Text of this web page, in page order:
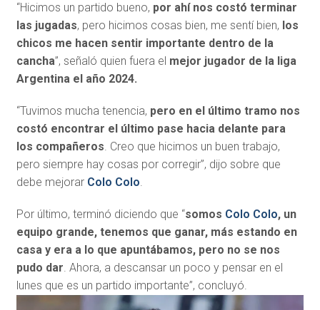
“Hicimos un partido bueno, por ahí nos costó terminar
las jugadas, pero hicimos cosas bien, me sentí bien, los
chicos me hacen sentir importante dentro de la
cancha”, señaló quien fuera el mejor jugador de la liga
Argentina el año 2024.
“Tuvimos mucha tenencia, pero en el último tramo nos
costó encontrar el último pase hacia delante para
los compañeros. Creo que hicimos un buen trabajo,
pero siempre hay cosas por corregir”, dijo sobre que
debe mejorar Colo Colo.
Por último, terminó diciendo que “somos Colo Colo, un
equipo grande, tenemos que ganar, más estando en
casa y era a lo que apuntábamos, pero no se nos
pudo dar. Ahora, a descansar un poco y pensar en el
lunes que es un partido importante”, concluyó.